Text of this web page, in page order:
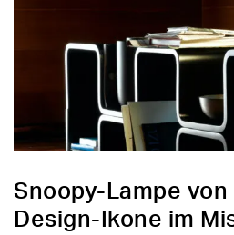
Snoopy-Lampe von
Design-Ikone im